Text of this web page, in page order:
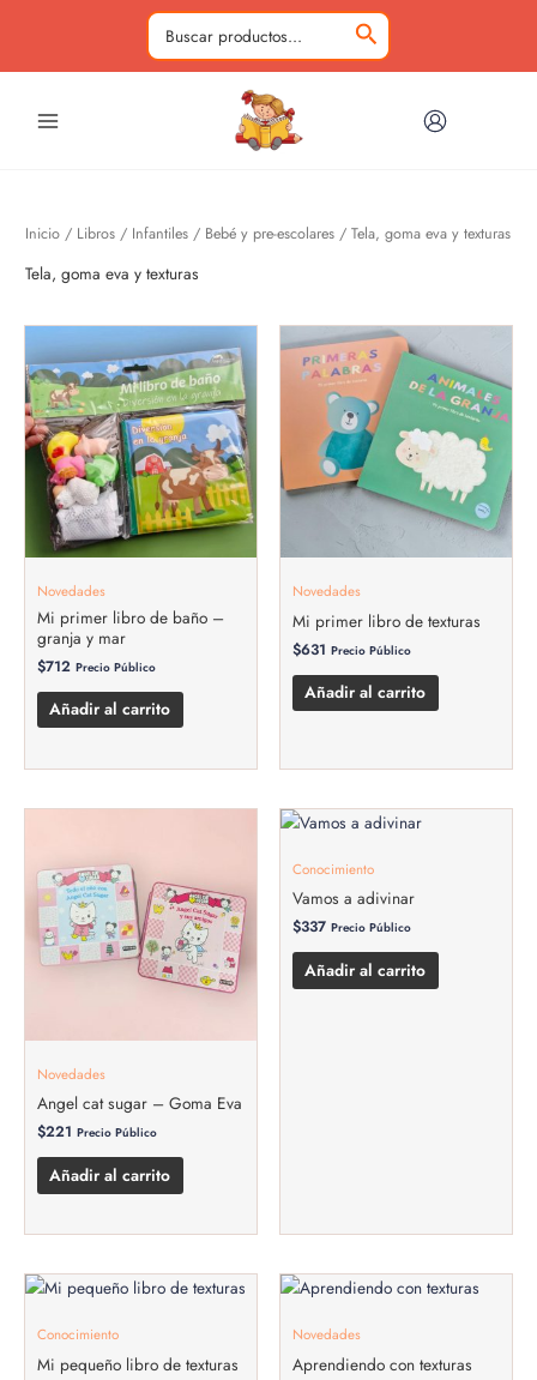
Buscar
por:
Inicio / Libros / Infantiles / Bebé y pre-escolares / Tela, goma eva y texturas
Tela, goma eva y texturas
Novedades
Mi primer libro de baño –
granja y mar
$712 Precio Público
Añadir al carrito
Novedades
Mi primer libro de texturas
$631 Precio Público
Añadir al carrito
Novedades
Angel cat sugar – Goma Eva
$221 Precio Público
Añadir al carrito
Conocimiento
Vamos a adivinar
$337 Precio Público
Añadir al carrito
Conocimiento
Mi pequeño libro de texturas
Novedades
Aprendiendo con texturas